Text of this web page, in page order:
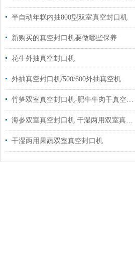
半自动年糕内抽800型双室真空封口机
新购买的真空封口机要做哪些保养
花生外抽真空封口机
外抽真空封口机/500/600外抽真空机
竹笋双室真空封口机-肥牛牛肉干真空包装机价格
海参双室真空封口机 干湿两用双室真空包装机
干湿两用果蔬双室真空封口机